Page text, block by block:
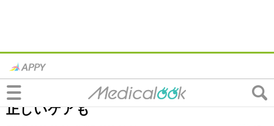
捻挫でくるぶしに腫れと痛み！病院に行く
目安は？歩けたら大丈夫？何科？早く治す
正しいケアも